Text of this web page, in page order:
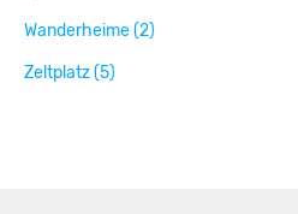
Wanderheime (2)
Zeltplatz (5)